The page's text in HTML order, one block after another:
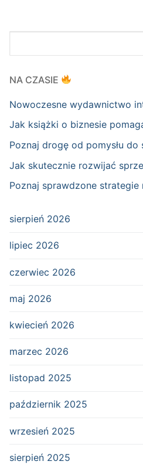
NA CZASIE
Nowoczesne wydawnictwo
Jak książki o biznesie
Poznaj drogę od pomysłu do
Jak skutecznie rozwijać
Poznaj sprawdzone strategie
sierpień 2026
lipiec 2026
czerwiec 2026
maj 2026
kwiecień 2026
marzec 2026
listopad 2025
październik 2025
wrzesień 2025
sierpień 2025